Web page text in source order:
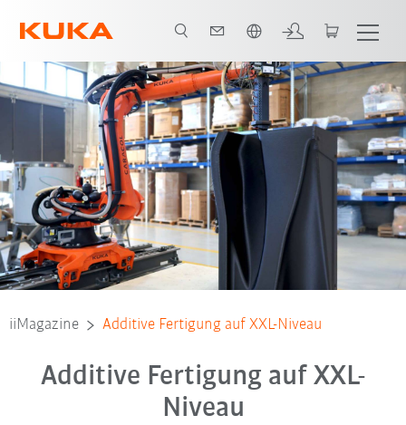
iiMagazine Additive Fertigung auf XXL-Niveau
Additive Fertigung auf XXL-
Niveau